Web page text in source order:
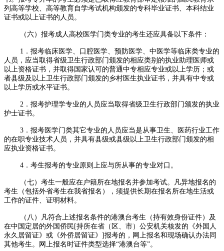
列高等学校、高等教育自学考试机构颁发的专科毕业证书、本科结业
证书或以上证书的人员。
（六）报考成人高校医学门类专业的考生还应具备以下条件：
1．报考临床医学、口腔医学、预防医学、中医学等临床类专业的
人员，应当取得省级卫生行政部门颁发的相应类别的执业助理医师或
以上资格证书，并取得国家认可的普通中专相应专业或以上学历；或
者县级及以上卫生行政部门颁发的乡村医生执业证书，并具有中专或
以上学历或水平证书。
2．报考护理学专业的人员应当取得省级卫生行政部门颁发的执业
护士证书。
3．报考医学门类其它专业的人员应当是从事卫生、医药行业工作
的在职专业技术人员，并具有县级或县级以上卫生行政部门颁发的相
应执业资格证书。
4．考生报考的专业原则上应与所从事的专业对口。
（七）考生一般应在户籍所在地报名并参加考试。凡异地报名的
考生（包括外省考生在我省报名），须提供长期在报名所在地生活或
工作的证件、证明材料。
（八）凡符合上述报名条件的港澳台考生（持有效身份证件）及
在中国定居的外国侨民[持所在省（区、市）公安机关核发的《外国人
永久居留证》或《外侨居留证》]报考的，网上报名和现场确认办法同
其他考生。网上报名时证件类型选择“港澳台等”。